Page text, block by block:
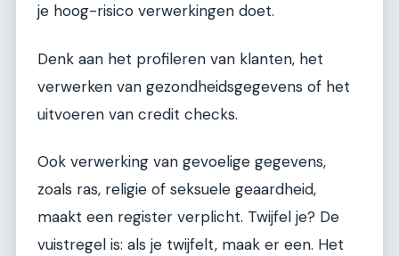
je hoog-risico verwerkingen doet.
Denk aan het profileren van klanten, het
verwerken van gezondheidsgegevens of het
uitvoeren van credit checks.
Ook verwerking van gevoelige gegevens,
zoals ras, religie of seksuele geaardheid,
maakt een register verplicht. Twijfel je? De
vuistregel is: als je twijfelt, maak er een. Het